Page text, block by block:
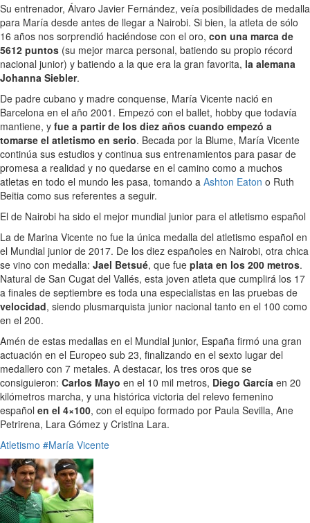
Su entrenador, Álvaro Javier Fernández, veía posibilidades de medalla
para María desde antes de llegar a Nairobi. Si bien, la atleta de sólo
16 años nos sorprendió haciéndose con el oro, con una marca de
5612 puntos (su mejor marca personal, batiendo su propio récord
nacional junior) y batiendo a la que era la gran favorita, la alemana
Johanna Siebler.
De padre cubano y madre conquense, María Vicente nació en
Barcelona en el año 2001. Empezó con el ballet, hobby que todavía
mantiene, y fue a partir de los diez años cuando empezó a
tomarse el atletismo en serio. Becada por la Blume, María Vicente
continúa sus estudios y continua sus entrenamientos para pasar de
promesa a realidad y no quedarse en el camino como a muchos
atletas en todo el mundo les pasa, tomando a Ashton Eaton o Ruth
Beitia como sus referentes a seguir.
El de Nairobi ha sido el mejor mundial junior para el atletismo español
La de Marina Vicente no fue la única medalla del atletismo español en
el Mundial junior de 2017. De los diez españoles en Nairobi, otra chica
se vino con medalla: Jael Betsué, que fue plata en los 200 metros.
Natural de San Cugat del Vallés, esta joven atleta que cumplirá los 17
a finales de septiembre es toda una especialistas en las pruebas de
velocidad, siendo plusmarquista junior nacional tanto en el 100 como
en el 200.
Amén de estas medallas en el Mundial junior, España firmó una gran
actuación en el Europeo sub 23, finalizando en el sexto lugar del
medallero con 7 metales. A destacar, los tres oros que se
consiguieron: Carlos Mayo en el 10 mil metros, Diego García en 20
kilómetros marcha, y una histórica victoria del relevo femenino
español en el 4×100, con el equipo formado por Paula Sevilla, Ane
Petrirena, Lara Gómez y Cristina Lara.
Atletismo #María Vicente